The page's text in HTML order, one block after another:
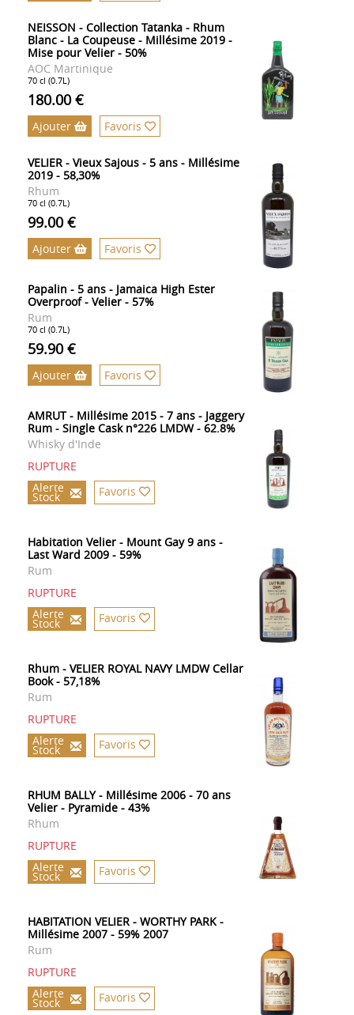
NEISSON - Collection Tatanka - Rhum
Blanc - La Coupeuse - Millésime 2019 -
Mise pour Velier - 50%
AOC Martinique
70 cl (0.7L)
180.00 €
Ajouter Favoris
VELIER - Vieux Sajous - 5 ans - Millésime
2019 - 58,30%
Rhum
70 cl (0.7L)
99.00 €
Ajouter Favoris
Papalin - 5 ans - Jamaica High Ester
Overproof - Velier - 57%
Rum
70 cl (0.7L)
59.90 €
Ajouter Favoris
AMRUT - Millésime 2015 - 7 ans - Jaggery
Rum - Single Cask n°226 LMDW - 62.8%
Whisky d'Inde
RUPTURE
Alerte
Stock Favoris
Habitation Velier - Mount Gay 9 ans -
Last Ward 2009 - 59%
Rum
RUPTURE
Alerte
Stock Favoris
Rhum - VELIER ROYAL NAVY LMDW Cellar
Book - 57,18%
Rum
RUPTURE
Alerte
Stock Favoris
RHUM BALLY - Millésime 2006 - 70 ans
Velier - Pyramide - 43%
Rhum
RUPTURE
Alerte
Stock Favoris
HABITATION VELIER - WORTHY PARK -
Millésime 2007 - 59% 2007
Rum
RUPTURE
Alerte
Stock Favoris